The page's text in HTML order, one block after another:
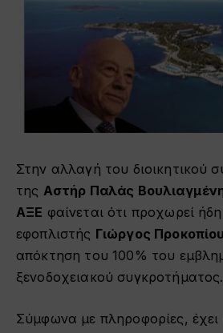
Στην αλλαγή του διοικητικού
της Αστήρ Παλάς
ΑΞΕ φαίνεται ότι προχωρεί
εφοπλιστής Γιώργος Προκοπίου
απόκτηση του 100% του
ξενοδοχειακού συγκροτήματος.
Σύμφωνα με πληροφορίες,